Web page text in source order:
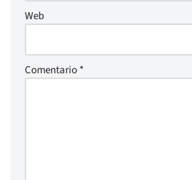
Web
Comentario*